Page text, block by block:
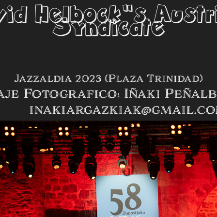
Helbock"s
Syndicate
Jazzaldia 2023 (Plaza Trinidad)
Fotografico: Iñaki